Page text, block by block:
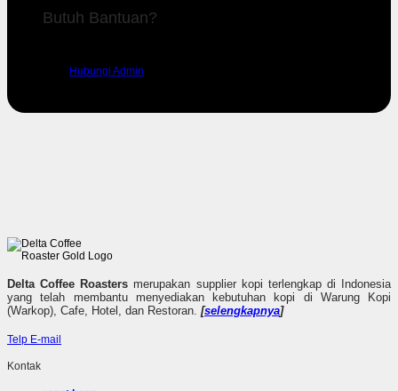
Butuh Bantuan?
Hubungi Admin
Delta Coffee Roasters merupakan supplier kopi terlengkap di Indonesia
yang telah membantu menyediakan kebutuhan kopi di Warung Kopi
(Warkop), Cafe, Hotel, dan Restoran. [selengkapnya]
Telp E-mail
Kontak